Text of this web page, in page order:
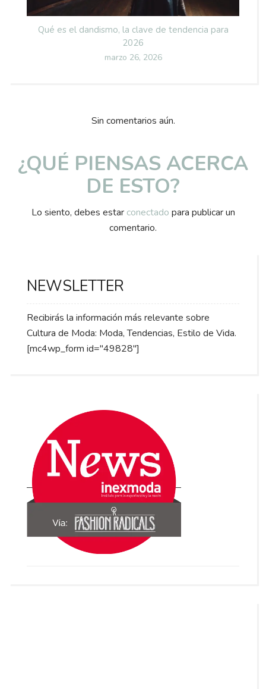
Qué es el dandismo, la clave de tendencia para
2026
Posted
marzo 26, 2026
Sin comentarios aún.
¿QUÉ PIENSAS ACERCA
DE ESTO?
Lo siento, debes estar conectado para publicar un
comentario.
NEWSLETTER
Recibirás la información más relevante sobre
Cultura de Moda: Moda, Tendencias, Estilo de Vida.
[mc4wp_form id="49828"]